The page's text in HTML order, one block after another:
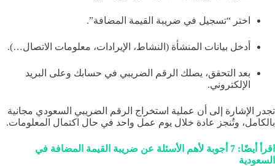
اختر “تسجيل في ضريبة القيمة المضافة”.
أدخل بيانات المنشأة (النشاط، الإيرادات، معلومات الاتصال…).
بعد التحقق، يصلك الرقم الضريبي في حسابك وعلى البريد
الإلكتروني.
تجدر الإشارة إلى أن عملية استخراج الرقم الضريبي السعودي مجانية
بالكامل، وتُنجز عادة خلال يوم عمل واحد في حال اكتمال المعلومات.
اقرأ أيضًا: 7 أجوبة لأهم الأسئلة عن ضريبة القيمة المضافة في
السعودية